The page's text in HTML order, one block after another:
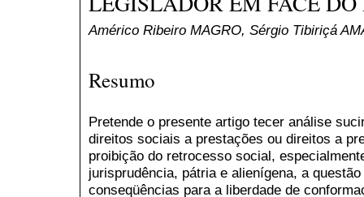
Américo Ribeiro MAGRO, Sérgio Tibiriçá
Resumo
Pretende o presente artigo tecer análise
direitos sociais a prestações ou direitos a
proibição do retrocesso social,
jurisprudência, pátria e alienígena, a
conseqüências para a liberdade de